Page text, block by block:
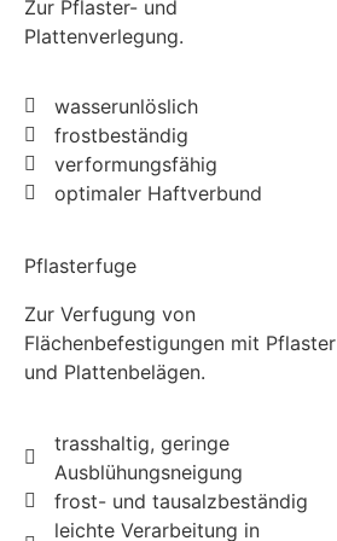
Zur Pflaster- und
Plattenverlegung.
wasserunlöslich
frostbeständig
verformungsfähig
optimaler Haftverbund
Pflasterfuge
Zur Verfugung von
Flächenbefestigungen mit Pflaster
und Plattenbelägen.
trasshaltig, geringe
Ausblühungsneigung
frost- und tausalzbeständig
leichte Verarbeitung in